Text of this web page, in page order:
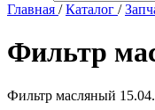
Главная /Каталог /
Фильтр
Фильтр масляный